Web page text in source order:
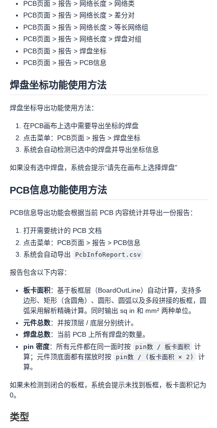
PCB页面 > 报告 > 网络长度 > 网络类
PCB页面 > 报告 > 网络长度 > 差分对
PCB页面 > 报告 > 网络长度 > 等长网络组
PCB页面 > 报告 > 网络长度 > 焊盘对组
PCB页面 > 报告 > 焊盘坐标
PCB页面 > 报告 > PCB信息
焊盘坐标功能使用方法
焊盘坐标导出功能使用方法：
在PCB画布上选中需要导出坐标的焊盘
点击菜单：PCB页面 > 报告 > 焊盘坐标
系统会自动检测已选中的焊盘并导出坐标信息
如果没有选中焊盘，系统会提示"请先在画布上选择焊盘"
PCB信息功能使用方法
PCB信息导出功能会根据当前 PCB 内容统计并导出一份报告：
打开需要统计的 PCB 文档
点击菜单：PCB页面 > 报告 > PCB信息
系统会自动导出
PcbInfoReport.csv
报告包含以下内容：
板卡面积：基于板框层（BoardOutLine）自动计算，支持多
边形、矩形（含圆角）、圆形、圆弧以及多段拼接的板框，圆
弧采用解析精确计算。同时输出 sq in 和 mm² 两种单位。
元件总数：并按顶层 / 底层分别统计。
焊盘总数：当前 PCB 上所有焊盘的数量。
pin 密度：所有元件都在同一面时按 pin数 / 板卡面积
计
算；元件顶底面都有摆放时按
pin数 / (板卡面积 × 2)
计
算。
如果未检测到闭合的板框，系统会提示未找到板框，板卡面积记为
0。
类型